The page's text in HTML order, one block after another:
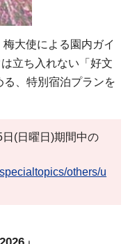
大使による園内ガイ
立ち入れない「好文
、特別宿泊プランを
日(日曜日)期間中の
others/u